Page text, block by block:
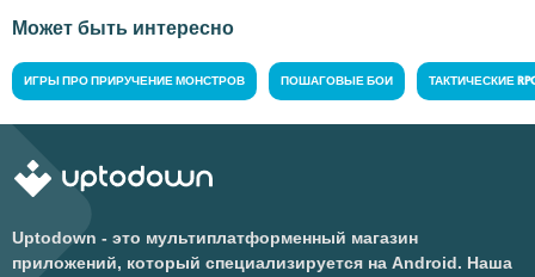
Может быть интересно
ИГРЫ ПРО ПРИРУЧЕНИЕ МОНСТРОВ ПОШАГОВЫЕ БОИ ТАКТИЧЕСКИЕ
Uptodown - это мультиплатформенный магазин
приложений, который специализируется на Android. Наша